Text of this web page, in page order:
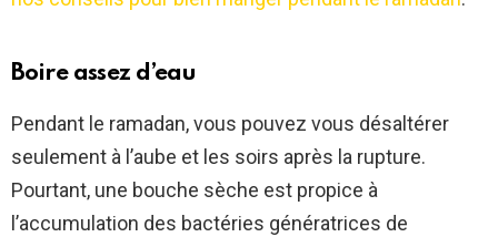
Boire assez d’eau
Pendant le ramadan, vous pouvez vous désaltérer
seulement à l’aube et les soirs après la rupture.
Pourtant, une bouche sèche est propice à
l’accumulation des bactéries génératrices de